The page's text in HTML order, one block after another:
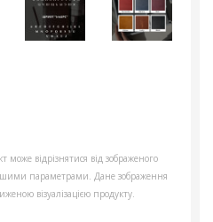
може відрізнятися від зображеного
параметрами. Дане зображення
візуалізацією продукту.